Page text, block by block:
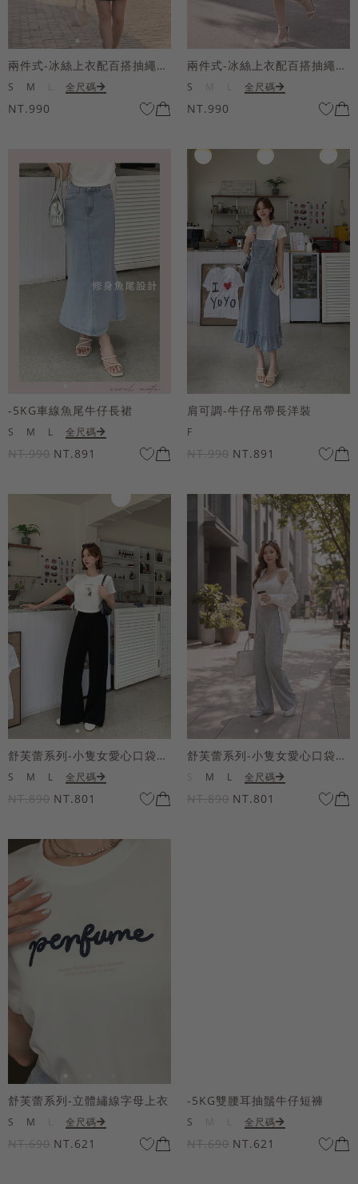
兩件式-冰絲上衣配百搭抽繩短洋裝
S M 全尺碼
NT.990
兩件式-冰絲上衣配百搭抽繩短洋裝
S 全尺碼
NT.990
-5KG車線魚尾牛仔長裙
S M L 全尺碼
NT.990 NT.891
肩可調-牛仔吊帶長洋裝
F
NT.990 NT.891
舒芙蕾系列-小隻女愛心口袋寬褲
S M L 全尺碼
NT.890 NT.801
舒芙蕾系列-小隻女愛心口袋寬褲
M L 全尺碼
NT.890 NT.801
舒芙蕾系列-立體繡線字母上衣
S M 全尺碼
NT.690 NT.621
-5KG雙腰耳抽鬚牛仔短褲
S 全尺碼
NT.690 NT.621